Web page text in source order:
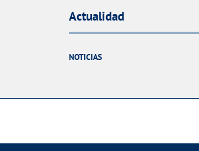
Actualidad
NOTICIAS